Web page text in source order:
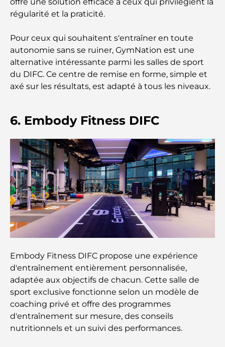
Les meilleures écoles IB à Dubaï : un guide
complet pour les parents
Plan directeur de Dubai Hills : une vision pour la
vie communautaire moderne
Restaurant de l'Opéra de Dubaï : Quand la
gastronomie rencontre la culture
Les marques de costumes les plus chères qui
définissent le luxe sur mesure
Restaurants de J1 Beach : la nouvelle destination
gastronomique de luxe à Dubaï
Les montres Rolex les plus chères jamais vendues
Crèches à Dubai Hills : Guide pour les parents
A Brief Guide to Buying Property in Dubai (2025-
26)
Les meilleurs cafés du centre-ville de Dubaï : le
guide complet des amateurs de café
régularité et la praticité.
Pour ceux qui souhaitent s'entraîner en toute
autonomie sans se ruiner, GymNation est une
alternative intéressante parmi les salles de sport
du DIFC. Ce centre de remise en forme, simple et
axé sur les résultats, est adapté à tous les niveaux.
6. Embody Fitness DIFC
Embody Fitness DIFC propose une expérience
d'entraînement entièrement personnalisée,
adaptée aux objectifs de chacun. Cette salle de
sport exclusive fonctionne selon un modèle de
coaching privé et offre des programmes
d'entraînement sur mesure, des conseils
nutritionnels et un suivi des performances.